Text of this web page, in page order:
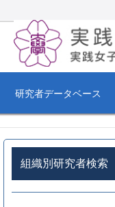
研究者データベース
組織別研究者検索